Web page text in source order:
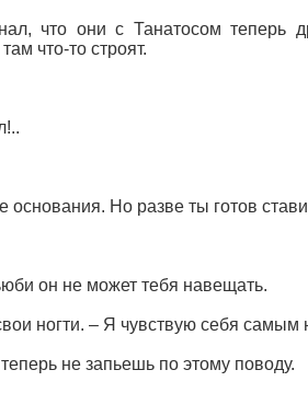
что они с Танатосом теперь
что‑то строят.
основания. Но разве ты готов
он не может тебя навещать.
ногти. – Я чувствую себя
не запьешь по этому поводу.